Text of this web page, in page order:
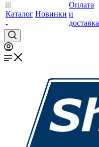
Каталог Новинки
Оплата
и
доставка